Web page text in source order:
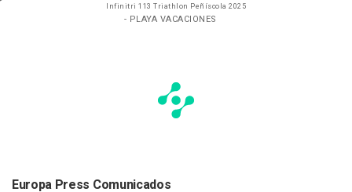
Infinitri 113 Triathlon Peñíscola 2025
- PLAYA VACACIONES
Europa Press Comunicados